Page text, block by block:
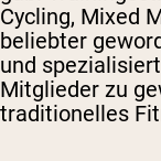
Cycling, Mixed
beliebter
und
Mitglieder zu
traditionelles